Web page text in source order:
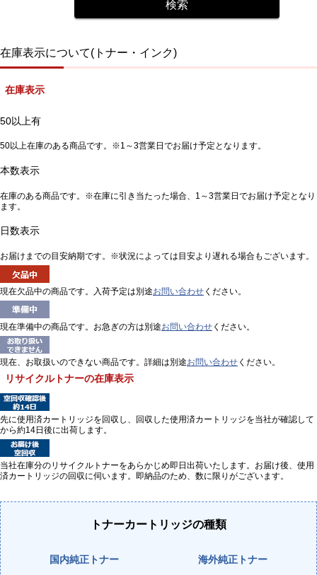
在庫表示について(トナー・インク)
在庫表示
50以上有
50以上在庫のある商品です。※1～3営業日でお届け予定となります。
本数表示
在庫のある商品です。※在庫に引き当たった場合、1～3営業日でお届け予定となり
ます。
日数表示
お届けまでの目安納期です。※状況によっては目安より遅れる場合もございます。
現在欠品中の商品です。入荷予定は別途お問い合わせ ください。
現在準備中の商品です。お急ぎの方は別途お問い合わせ ください。
現在、お取扱いのできない商品です。詳細は別途お問い合わせ ください。
リサイクルトナーの在庫表示
先に使用済カートリッジを回収し、回収した使用済カートリッジを当社が確認して
から約14日後に出荷します。
当社在庫分のリサイクルトナーをあらかじめ即日出荷いたします。お届け後、使用
済カートリッジの回収に伺います。即納品のため、数に限りがございます。
トナーカートリッジの種類
国内純正トナー 海外純正トナー